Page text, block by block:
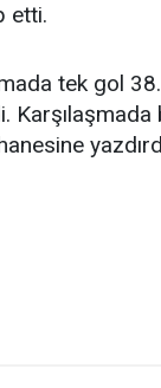
etti.
tek gol
Karşılaşmada